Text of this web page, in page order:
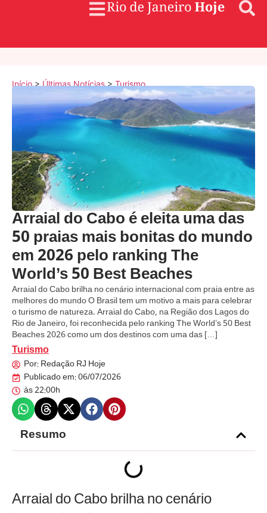
Início>Últimas Notícias>Turismo
Arraial do Cabo é eleita uma das
50 praias mais bonitas do mundo
em 2026 pelo ranking The
World’s 50 Best Beaches
Arraial do Cabo brilha no cenário internacional com praia entre as
melhores do mundo O Brasil tem um motivo a mais para celebrar
o turismo de natureza. Arraial do Cabo, na Região dos Lagos do
Rio de Janeiro, foi reconhecida pelo ranking The World’s 50 Best
Beaches 2026 como um dos destinos com uma das […]
Turismo
Por: Redação RJ Hoje
Publicado em:06/07/2026
às22:00h
Resumo
Arraial do Cabo brilha no cenário